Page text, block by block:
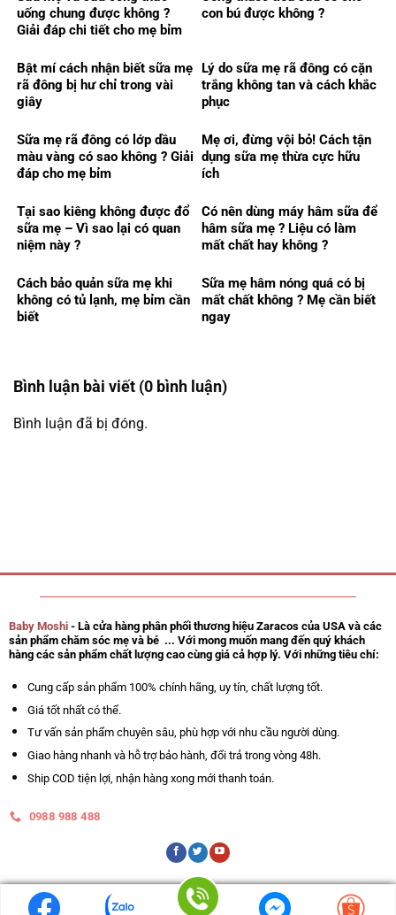
uống chung được không ?
Giải đáp chi tiết cho mẹ bỉm
con bú được không ?
Bật mí cách nhận biết sữa mẹ
rã đông bị hư chỉ trong vài
giây
Lý do sữa mẹ rã đông có cặn
trắng không tan và cách khắc
phục
Sữa mẹ rã đông có lớp dầu
màu vàng có sao không ? Giải
đáp cho mẹ bỉm
Mẹ ơi, đừng vội bỏ! Cách tận
dụng sữa mẹ thừa cực hữu
ích
Tại sao kiêng không được đổ
sữa mẹ – Vì sao lại có quan
niệm này ?
Có nên dùng máy hâm sữa để
hâm sữa mẹ ? Liệu có làm
mất chất hay không ?
Cách bảo quản sữa mẹ khi
không có tủ lạnh, mẹ bỉm cần
biết
Sữa mẹ hâm nóng quá có bị
mất chất không ? Mẹ cần biết
ngay
Bình luận bài viết (0 bình luận)
Bình luận đã bị đóng.
Baby Moshi- Là cửa hàng phân phối thương hiệu Zaracos của USA và các
sản phẩm chăm sóc mẹ và bé ... Với mong muốn mang đến quý khách
hàng các sản phẩm chất lượng cao cùng giá cả hợp lý. Với những tiêu chí:
Cung cấp sản phẩm 100% chính hãng, uy tín, chất lượng tốt.
Giá tốt nhất có thể.
Tư vấn sản phẩm chuyên sâu, phù hợp với nhu cầu người dùng.
Giao hàng nhanh và hỗ trợ bảo hành, đổi trả trong vòng 48h.
Ship COD tiện lợi, nhận hàng xong mới thanh toán.
0988 988 488